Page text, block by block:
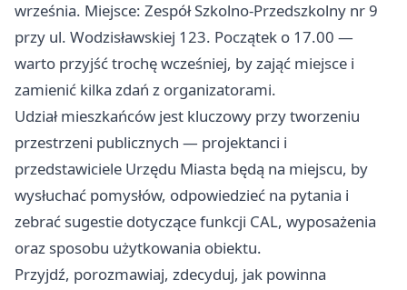
września. Miejsce: Zespół Szkolno‑Przedszkolny nr 9
przy ul. Wodzisławskiej 123. Początek o 17.00 —
warto przyjść trochę wcześniej, by zająć miejsce i
zamienić kilka zdań z organizatorami.
Udział mieszkańców jest kluczowy przy tworzeniu
przestrzeni publicznych — projektanci i
przedstawiciele Urzędu Miasta będą na miejscu, by
wysłuchać pomysłów, odpowiedzieć na pytania i
zebrać sugestie dotyczące funkcji CAL, wyposażenia
oraz sposobu użytkowania obiektu.
Przyjdź, porozmawiaj, zdecyduj, jak powinna